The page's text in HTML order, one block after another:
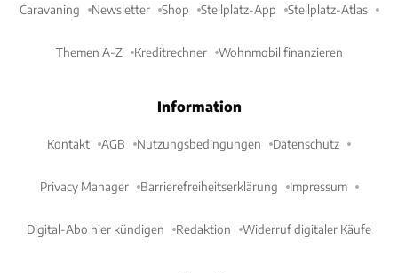
Caravaning Newsletter Shop Stellplatz-App Stellplatz-Atlas
Themen A-Z Kreditrechner Wohnmobil finanzieren
Information
Kontakt AGB Nutzungsbedingungen Datenschutz
Privacy Manager Barrierefreiheitserklärung Impressum
Digital-Abo hier kündigen Redaktion Widerruf digitaler Käufe